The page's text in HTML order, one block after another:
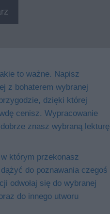
to ważne. Napisz
z bohaterem wybranej
dzięki której
cenisz. Wypracowanie
znasz wybraną lekturę
którym przekonasz
do poznawania czegoś
odwołaj się do wybranej
do innego utworu